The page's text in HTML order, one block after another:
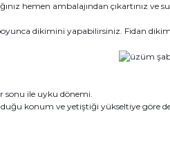
hemen ambalajından çıkartınız
dikimini yapabilirsiniz. Fidan
ile uyku dönemi.
konum ve yetiştiği yükseltiye göre